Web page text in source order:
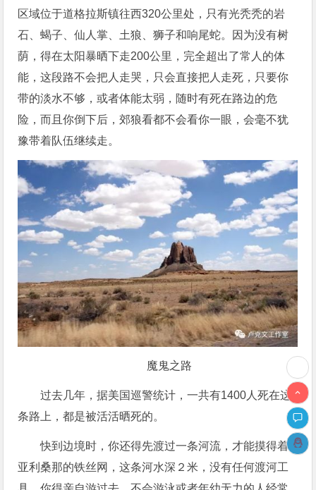
区域位于道格拉斯镇往西320公里处，只有光秃秃的岩
石、蝎子、仙人掌、土狼、狮子和响尾蛇。因为没有树
荫，得在太阳暴晒下走200公里，完全超出了常人的体
能，这段路不会把人走哭，只会直接把人走死，只要你
带的淡水不够，或者体能太弱，随时有死在路边的危
险，而且你倒下后，郊狼看都不会看你一眼，会毫不犹
豫带着队伍继续走。
魔鬼之路
过去几年，据美国巡警统计，一共有1400人死在这
条路上，都是被活活晒死的。
快到边境时，你还得先渡过一条河流，才能摸得着
亚利桑那的铁丝网，这条河水深２米，没有任何渡河工